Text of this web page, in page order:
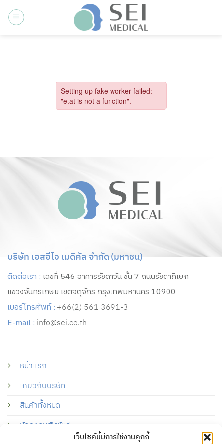
เว็บไซค์นี้มีการใช้งานคุกกี้
บริษัท เอสอีไอ เมดิคัล จำกัด (มหาชน)
ติดต่อเรา : เลขที่ 546 อาคารรัชดาวัน ชั้น 7 ถนนรัชดาภิเษก
แขวงจันทรเกษม เขตจตุจักร กรุงเทพมหานคร 10900
เบอร์โทรศัพท์ : +66(2) 561 3691-3
E-mail : info@sei.co.th
หน้าแรก
เกี่ยวกับบริษัท
สินค้าทั้งหมด
นักลงทุนสัมพันธ์